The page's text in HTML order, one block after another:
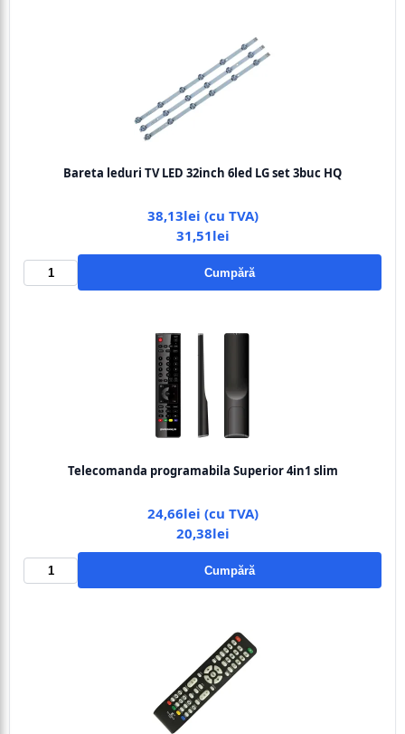
Bareta leduri TV LED 32inch 6led LG set 3buc HQ
38,13lei (cu TVA)
31,51lei
Cumpără
Telecomanda programabila Superior 4in1 slim
24,66lei (cu TVA)
20,38lei
Cumpără